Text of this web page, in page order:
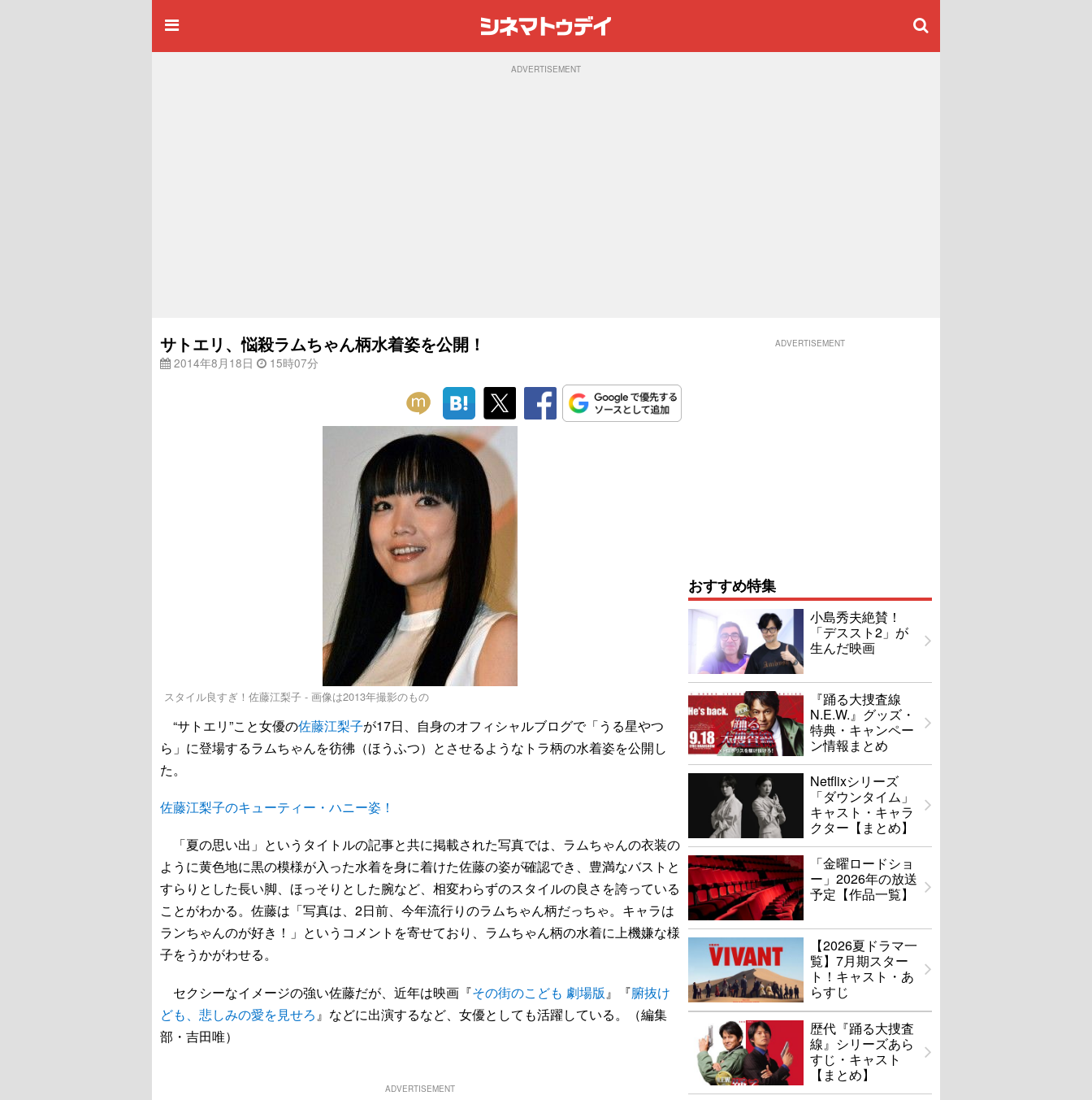
ADVERTISEMENT
サトエリ、悩殺ラムちゃん柄水着姿を公開！
2014年8月18日 15時07分
スタイル良すぎ！佐藤江梨子 - 画像は2013年撮影のもの
“サトエリ”こと女優の佐藤江梨子が17日、自身のオフィシャルブログで「うる星やつ
ら」に登場するラムちゃんを彷彿（ほうふつ）とさせるようなトラ柄の水着姿を公開し
た。
佐藤江梨子のキューティー・ハニー姿！
「夏の思い出」というタイトルの記事と共に掲載された写真では、ラムちゃんの衣装の
ように黄色地に黒の模様が入った水着を身に着けた佐藤の姿が確認でき、豊満なバストと
すらりとした長い脚、ほっそりとした腕など、相変わらずのスタイルの良さを誇っている
ことがわかる。佐藤は「写真は、2日前、今年流行りのラムちゃん柄だっちゃ。キャラは
ランちゃんのが好き！」というコメントを寄せており、ラムちゃん柄の水着に上機嫌な様
子をうかがわせる。
セクシーなイメージの強い佐藤だが、近年は映画『その街のこども 劇場版 』『腑抜け
ども、悲しみの愛を見せろ 』などに出演するなど、女優としても活躍している。（編集
部・吉田唯）
ADVERTISEMENT
ADVERTISEMENT
おすすめ特集
小島秀夫絶賛！
「デススト2」が
生んだ映画
『踊る大捜査線
N.E.W.』グッズ・
特典・キャンペー
ン情報まとめ
Netflixシリーズ
「ダウンタイム」
キャスト・キャラ
クター【まとめ】
「金曜ロードショ
ー」2026年の放送
予定【作品一覧】
【2026夏ドラマ一
覧】7月期スター
ト！キャスト・あ
らすじ
歴代『踊る大捜査
線』シリーズあら
すじ・キャスト
【まとめ】